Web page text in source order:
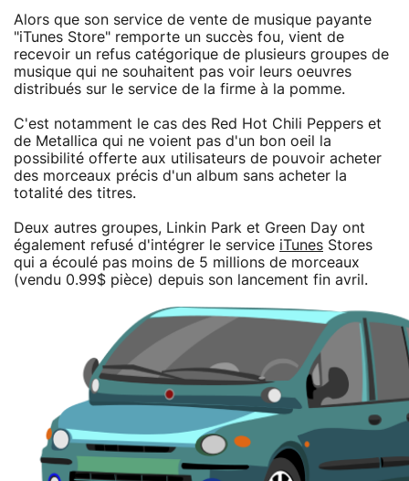
Alors que son service de vente de musique payante
"iTunes Store" remporte un succès fou, vient de
recevoir un refus catégorique de plusieurs groupes de
musique qui ne souhaitent pas voir leurs oeuvres
distribués sur le service de la firme à la pomme.
C'est notamment le cas des Red Hot Chili Peppers et
de Metallica qui ne voient pas d'un bon oeil la
possibilité offerte aux utilisateurs de pouvoir acheter
des morceaux précis d'un album sans acheter la
totalité des titres.
Deux autres groupes, Linkin Park et Green Day ont
également refusé d'intégrer le service iTunes Stores
qui a écoulé pas moins de 5 millions de morceaux
(vendu 0.99$ pièce) depuis son lancement fin avril.